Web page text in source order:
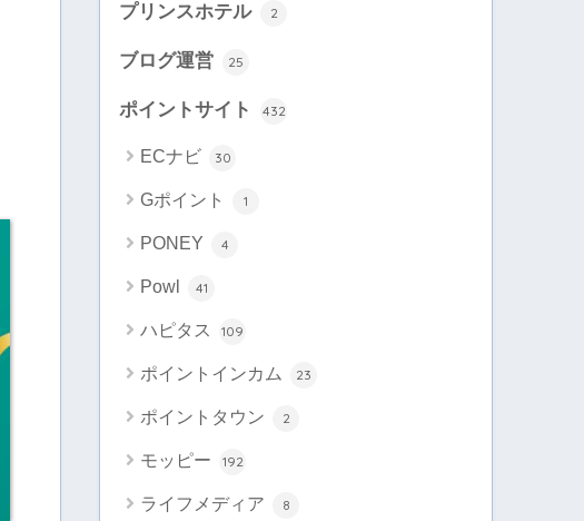
プリンスホテル 2
ブログ運営 25
ポイントサイト 432
ECナビ 30
Gポイント 1
PONEY 4
Powl 41
ハピタス 109
ポイントインカム 23
ポイントタウン 2
モッピー 192
ライフメディア 8